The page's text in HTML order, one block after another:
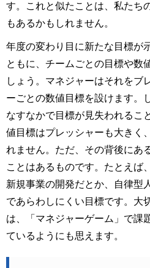
す。これと似たことは、私たち
もあるかもしれません。
年度の変わり目に新たな目標が
ともに、チームごとの目標や数
しょう。マネジャーはそれをブ
ーごとの数値目標を設けます。
なすなかで目標が見失われるこ
値目標はプレッシャーも大きく
れません。ただ、その背後にあ
ことはあるものです。たとえば
新規事業の開発だとか、自律型
であらわしにくい目標です。大
は、「マネジャーゲーム」で課
ているようにも思えます。